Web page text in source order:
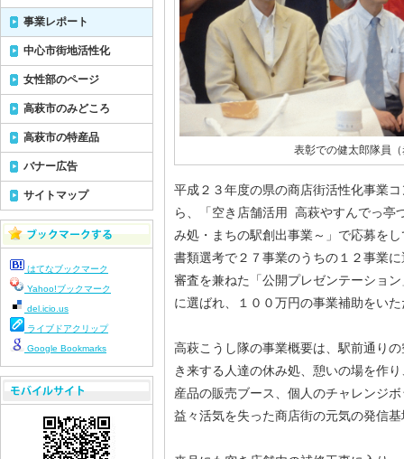
表彰での健太郎隊員
平成２３年度の県の商店街活性化事業
ら、「空き店舗活用 高萩やすんでっ亭
み処・まちの駅創出事業～」で応募を
書類選考で２７事業のうちの１２事業
審査を兼ねた「公開プレゼンテーショ
に選ばれ、１００万円の事業補助をい
高萩こうし隊の事業概要は、駅前通り
き来する人達の休み処、憩いの場を作
産品の販売ブース、個人のチャレンジ
益々活気を失った商店街の元気の発信
事業レポート
中心市街地活性化
女性部のページ
高萩市のみどころ
高萩市の特産品
バナー広告
サイトマップ
はてなブックマーク
Yahoo!ブックマーク
del.icio.us
ライブドアクリップ
Google Bookmarks